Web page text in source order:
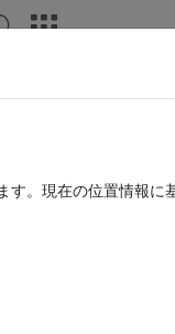
サイ
す。現在の位置情報に